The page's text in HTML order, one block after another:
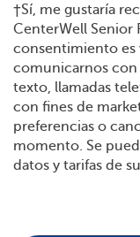
†Sí, me gustaría
CenterWell Senior
consentimiento
comunicarnos con
texto, llamadas
con fines de
preferencias o
momento. Se
datos y tarifas de